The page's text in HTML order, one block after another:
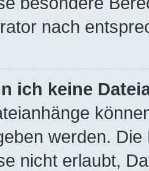
nach
ich keine
werden.
nicht erlaubt,